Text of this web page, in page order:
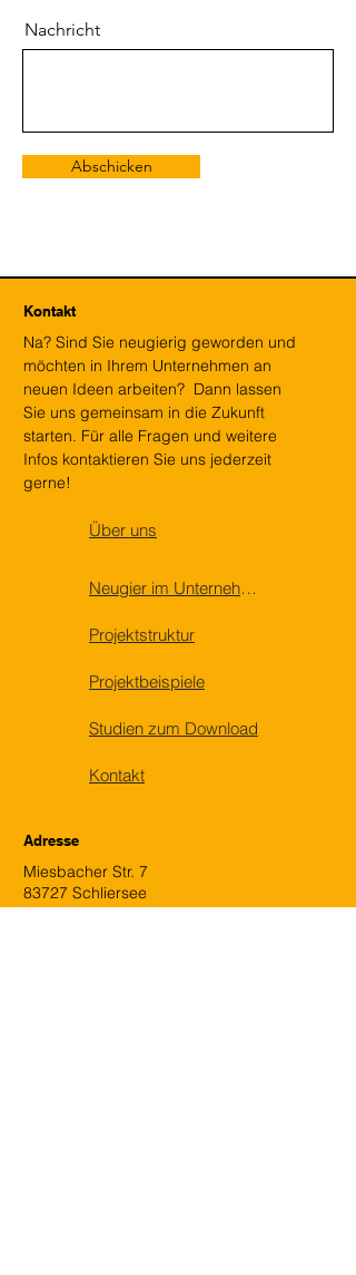
Nachricht
Abschicken
Kontakt
Na? Sind Sie neugierig geworden und
möchten in Ihrem Unternehmen an
neuen Ideen arbeiten? Dann lassen
Sie uns gemeinsam in die Zukunft
starten. Für alle Fragen und weitere
Infos kontaktieren Sie uns jederzeit
gerne!
Über uns
Neugier im Unternehmen
Projektstruktur
Projektbeispiele
Studien zum Download
Kontakt
Adresse
Miesbacher Str. 7
83727 Schliersee